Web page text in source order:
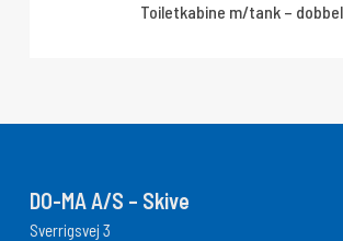
Toiletkabine m/tank –
DO-MA A/S – Skive
Sverrigsvej 3